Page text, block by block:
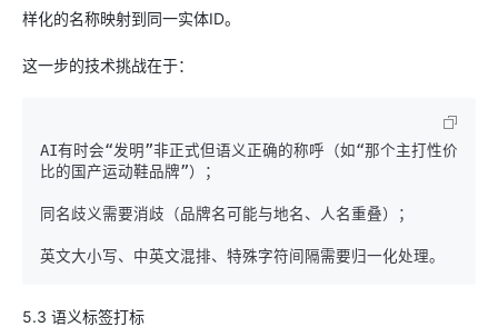
样化的名称映射到同一实体ID。
这一步的技术挑战在于：
AI有时会“发明”非正式但语义正确的称呼（如“那个主打性价
比的国产运动鞋品牌”）；
同名歧义需要消歧（品牌名可能与地名、人名重叠）；
5.3 语义标签打标